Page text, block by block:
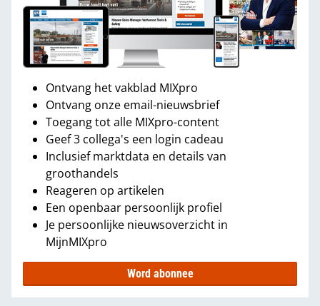
Ontvang het vakblad MIXpro
Ontvang onze email-nieuwsbrief
Toegang tot alle MIXpro-content
Geef 3 collega's een login cadeau
Inclusief marktdata en details van
groothandels
Reageren op artikelen
Een openbaar persoonlijk profiel
Je persoonlijke nieuwsoverzicht in
MijnMIXpro
Word abonnee